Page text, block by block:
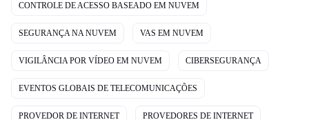
CONTROLE DE ACESSO BASEADO EM NUVEM
SEGURANÇA NA NUVEM VAS EM NUVEM
VIGILÂNCIA POR VÍDEO EM NUVEM CIBERSEGURANÇA
EVENTOS GLOBAIS DE TELECOMUNICAÇÕES
PROVEDOR DE INTERNET PROVEDORES DE INTERNET